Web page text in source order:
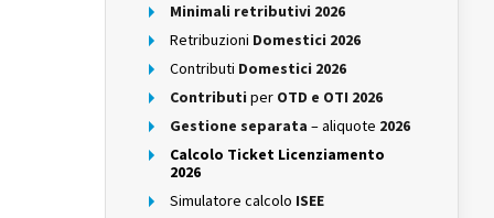
Minimali retributivi 2026
Retribuzioni Domestici 2026
Contributi Domestici 2026
Contributi per OTD e OTI 2026
Gestione separata – aliquote 2026
Calcolo Ticket Licenziamento
2026
Simulatore calcolo ISEE